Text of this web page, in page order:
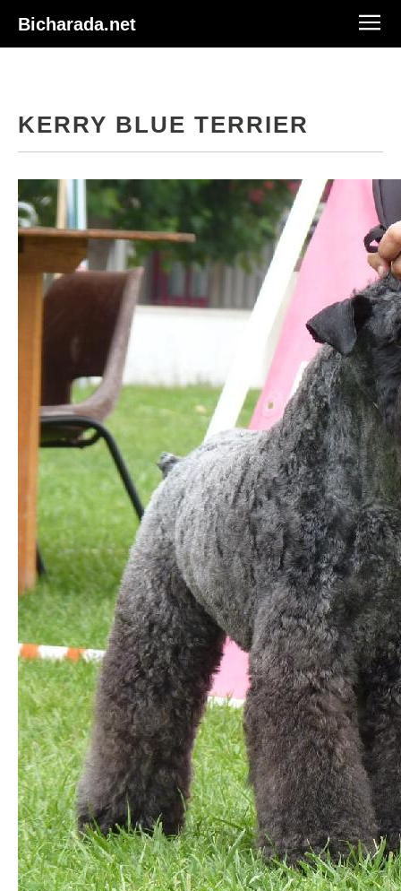
Bicharada.net
KERRY BLUE TERRIER